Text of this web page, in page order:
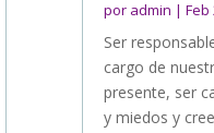
por admin | Feb
Ser
cargo de
presente, ser
y miedos y